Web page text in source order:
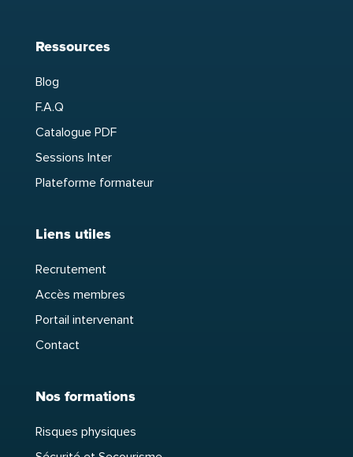
Ressources
Blog
F.A.Q
Catalogue PDF
Sessions Inter
Plateforme formateur
Liens utiles
Recrutement
Accès membres
Portail intervenant
Contact
Nos formations
Risques physiques